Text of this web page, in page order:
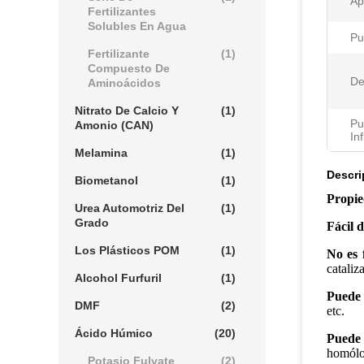
Fertilizantes
Solubles En Agua
Fertilizante
Compuesto De
Aminoácidos
(1)
Nitrato De Calcio Y
Amonio (CAN)
(1)
Melamina (1)
Biometanol (1)
Urea Automotriz Del
Grado
(1)
Los Plásticos POM (1)
Alcohol Furfuril (1)
DMF (2)
Ácido Húmico (20)
Potasio Fulvate (2)
Fácil
No
etc.